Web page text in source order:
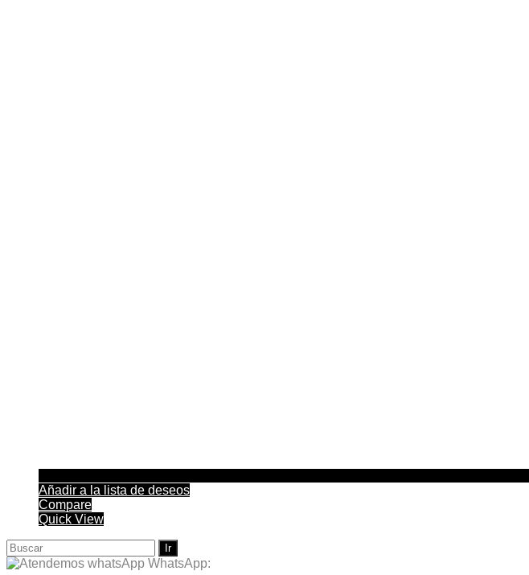
Añadir a la lista de deseos
Compare
Quick View
Buscar:
WhatsApp: